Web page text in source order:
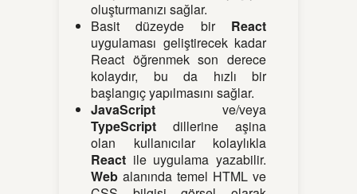
oluşturmanızı sağlar.
Basit düzeyde bir React
uygulaması geliştirecek kadar
React öğrenmek son derece
kolaydır, bu da hızlı bir
başlangıç yapılmasını sağlar.
JavaScript ve/veya
TypeScript dillerine aşina
olan kullanıcılar kolaylıkla
React ile uygulama yazabilir.
Web alanında temel HTML ve